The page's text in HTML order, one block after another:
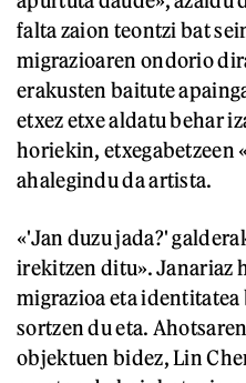
falta zaion teontzi bat
migrazioaren ondorio
erakusten baitute
etxez etxe aldatu behar
horiekin, etxegabetzeen
ahalegindu da artista.
«'Jan duzu jada?'
irekitzen ditu». Janariaz
migrazioa eta
sortzen du eta.
objektuen bidez, Lin